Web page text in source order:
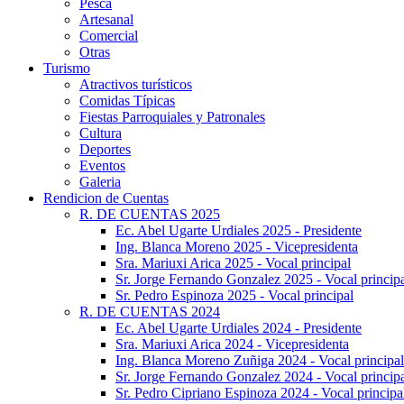
Pesca
Artesanal
Comercial
Otras
Turismo
Atractivos turísticos
Comidas Típicas
Fiestas Parroquiales y Patronales
Cultura
Deportes
Eventos
Galeria
Rendicion de Cuentas
R. DE CUENTAS 2025
Ec. Abel Ugarte Urdiales 2025 - Presidente
Ing. Blanca Moreno 2025 - Vicepresidenta
Sra. Mariuxi Arica 2025 - Vocal principal
Sr. Jorge Fernando Gonzalez 2025 - Vocal
Sr. Pedro Espinoza 2025 - Vocal principal
R. DE CUENTAS 2024
Ec. Abel Ugarte Urdiales 2024 - Presidente
Sra. Mariuxi Arica 2024 - Vicepresidenta
Ing. Blanca Moreno Zuñiga 2024 - Vocal principal
Sr. Jorge Fernando Gonzalez 2024 - Vocal
Sr. Pedro Cipriano Espinoza 2024 - Vocal